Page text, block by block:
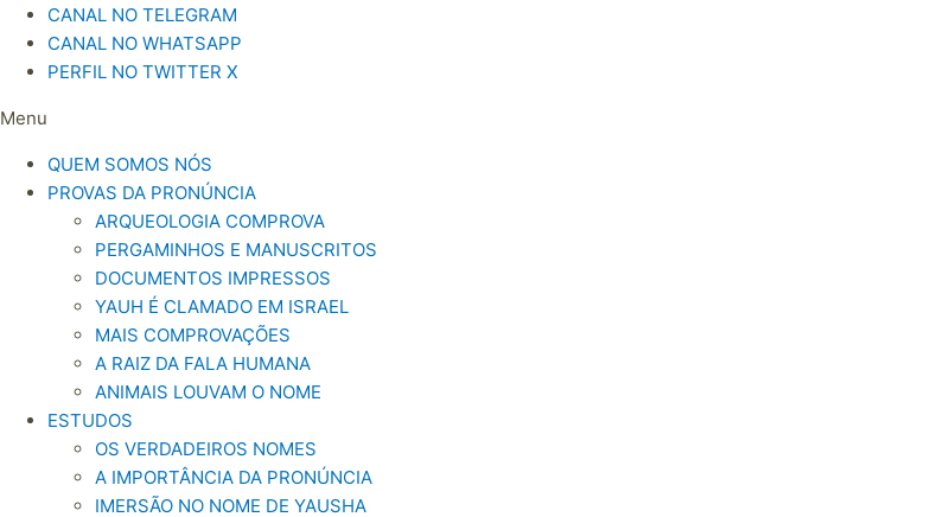
CANAL NO TELEGRAM
CANAL NO WHATSAPP
PERFIL NO TWITTER X
Menu
QUEM SOMOS NÓS
PROVAS DA PRONÚNCIA
ARQUEOLOGIA COMPROVA
PERGAMINHOS E MANUSCRITOS
DOCUMENTOS IMPRESSOS
YAUH É CLAMADO EM ISRAEL
MAIS COMPROVAÇÕES
A RAIZ DA FALA HUMANA
ANIMAIS LOUVAM O NOME
ESTUDOS
OS VERDADEIROS NOMES
A IMPORTÂNCIA DA PRONÚNCIA
IMERSÃO NO NOME DE YAUSHA